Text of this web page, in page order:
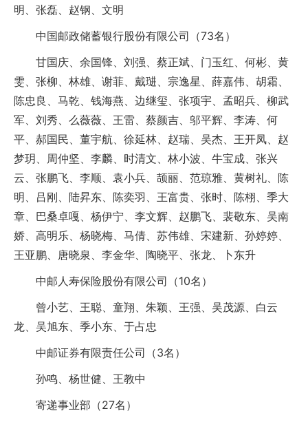
明、张磊、赵钢、文明
中国邮政储蓄银行股份有限公司（73名）
甘国庆、余国锋、刘强、蔡正斌、门玉红、何彬、黄
雯、张柳、林雄、谢菲、戴琎、宗逸星、薛嘉伟、胡霜、
陈忠良、马乾、钱海燕、边继玺、张项宇、孟昭兵、柳武
军、刘秀、么薇薇、王雷、蔡颜吉、邬平辉、李涛、何
平、郝国民、董宇航、徐延林、赵瑞、吴杰、王开凤、赵
梦玥、周仲坚、李麟、时清文、林小波、牛宝成、张兴
云、张鹏飞、李顺、袁小兵、颉丽、范琼雅、黄树礼、陈
明、吕刚、陆昇东、陈奕羽、王富贵、张时、陈栩、季大
章、巴桑卓嘎、杨伊宁、李文辉、赵鹏飞、裴敬东、吴南
娇、高明乐、杨晓梅、马倩、苏伟雄、宋建新、孙婷婷、
王亚鹏、唐晓泉、李金华、陶晓平、张龙、卜东升
中邮人寿保险股份有限公司（10名）
曾小艺、王聪、童翔、朱颖、王强、吴茂源、白云
龙、吴旭东、季小东、于占忠
中邮证券有限责任公司（3名）
孙鸣、杨世健、王教中
寄递事业部（27名）